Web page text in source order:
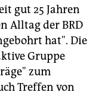
gut 25 Jahren
Alltag der BRD
hat". Die
Gruppe
zum
Treffen von